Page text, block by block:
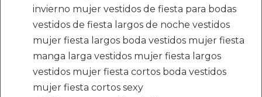
invierno mujer vestidos de fiesta para bodas
vestidos de fiesta largos de noche vestidos
mujer fiesta largos boda vestidos mujer fiesta
manga larga vestidos mujer fiesta largos
vestidos mujer fiesta cortos boda vestidos
mujer fiesta cortos sexy